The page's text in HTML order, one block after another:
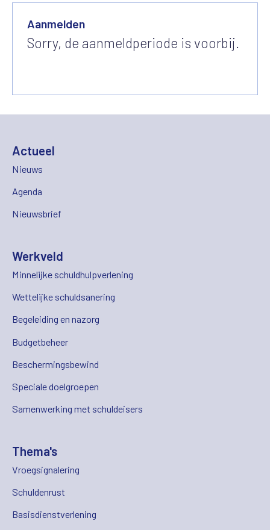
Aanmelden
Sorry, de aanmeldperiode is voorbij.
Actueel
Nieuws
Agenda
Nieuwsbrief
Werkveld
Minnelijke schuldhulpverlening
Wettelijke schuldsanering
Begeleiding en nazorg
Budgetbeheer
Beschermingsbewind
Speciale doelgroepen
Samenwerking met schuldeisers
Thema's
Vroegsignalering
Schuldenrust
Basisdienstverlening